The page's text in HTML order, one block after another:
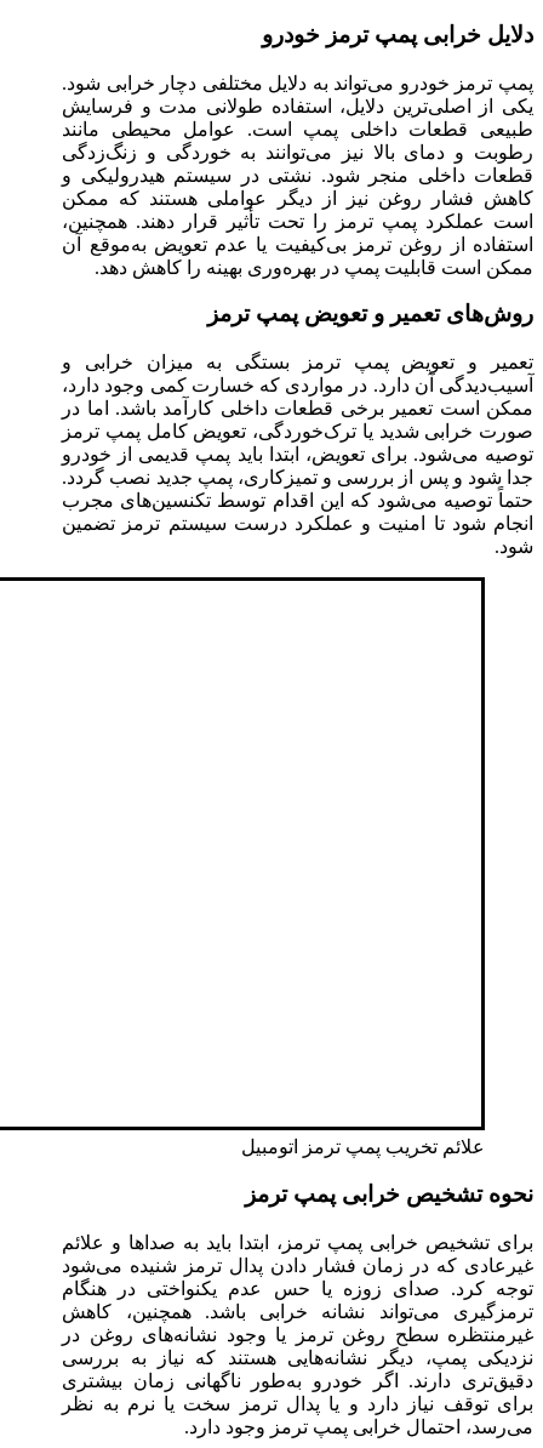
دلایل خرابی پمپ ترمز خودرو
پمپ ترمز خودرو می‌تواند به دلایل مختلفی دچار خرابی شود.
یکی از اصلی‌ترین دلایل، استفاده طولانی مدت و فرسایش
طبیعی قطعات داخلی پمپ است. عوامل محیطی مانند
رطوبت و دمای بالا نیز می‌توانند به خوردگی و زنگ‌زدگی
قطعات داخلی منجر شود. نشتی در سیستم هیدرولیکی و
کاهش فشار روغن نیز از دیگر عواملی هستند که ممکن
است عملکرد پمپ ترمز را تحت تأثیر قرار دهند. همچنین،
استفاده از روغن ترمز بی‌کیفیت یا عدم تعویض به‌موقع آن
ممکن است قابلیت پمپ در بهره‌وری بهینه را کاهش دهد.
روش‌های تعمیر و تعویض پمپ ترمز
تعمیر و تعویض پمپ ترمز بستگی به میزان خرابی و
آسیب‌دیدگی آن دارد. در مواردی که خسارت کمی وجود دارد،
ممکن است تعمیر برخی قطعات داخلی کارآمد باشد. اما در
صورت خرابی شدید یا ترک‌خوردگی، تعویض کامل پمپ ترمز
توصیه می‌شود. برای تعویض، ابتدا باید پمپ قدیمی از خودرو
جدا شود و پس از بررسی و تمیزکاری، پمپ جدید نصب گردد.
حتماً توصیه می‌شود که این اقدام توسط تکنسین‌های مجرب
انجام شود تا امنیت و عملکرد درست سیستم ترمز تضمین
شود.
علائم تخریب پمپ ترمز‌ اتومبیل
نحوه تشخیص خرابی پمپ ترمز
برای تشخیص خرابی پمپ ترمز، ابتدا باید به صداها و علائم
غیر‌عادی که در زمان فشار دادن پدال ترمز شنیده می‌شود
توجه کرد. صدای زوزه یا حس عدم یکنواختی در هنگام
ترمزگیری می‌تواند نشانه خرابی باشد. همچنین، کاهش
غیرمنتظره سطح روغن ترمز یا وجود نشانه‌های روغن در
نزدیکی پمپ، دیگر نشانه‌هایی هستند که نیاز به بررسی
دقیق‌تری دارند. اگر خودرو به‌طور ناگهانی زمان بیشتری
برای توقف نیاز دارد و یا پدال ترمز سخت یا نرم به نظر
می‌رسد، احتمال خرابی پمپ ترمز وجود دارد.